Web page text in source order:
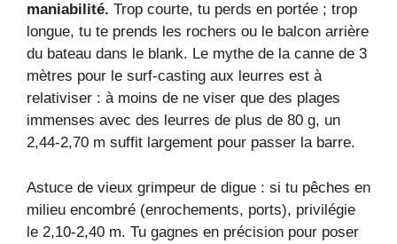
maniabilité. Trop courte, tu perds en portée ; trop
longue, tu te prends les rochers ou le balcon arrière
du bateau dans le blank. Le mythe de la canne de 3
mètres pour le surf‑casting aux leurres est à
relativiser : à moins de ne viser que des plages
immenses avec des leurres de plus de 80 g, un
2,44‑2,70 m suffit largement pour passer la barre.
Astuce de vieux grimpeur de digue : si tu pêches en
milieu encombré (enrochements, ports), privilégie
le 2,10‑2,40 m. Tu gagnes en précision pour poser